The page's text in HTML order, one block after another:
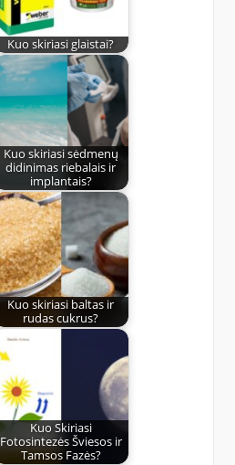
Kuo skiriasi glaistai?
Kuo skiriasi sėdmenų
didinimas riebalais ir
implantais?
Kuo skiriasi baltas ir
rudas cukrus?
Kuo Skiriasi
Fotosintezės Šviesos ir
Tamsos Fazės?